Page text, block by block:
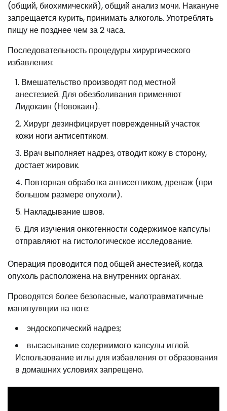
(общий, биохимический), общий анализ мочи. Накануне
запрещается курить, принимать алкоголь. Употреблять
пищу не позднее чем за 2 часа.
Последовательность процедуры хирургического
избавления:
Вмешательство производят под местной
анестезией. Для обезболивания применяют
Лидокаин (Новокаин).
Хирург дезинфицирует поврежденный участок
кожи ноги антисептиком.
Врач выполняет надрез, отводит кожу в сторону,
достает жировик.
Повторная обработка антисептиком, дренаж (при
большом размере опухоли).
Накладывание швов.
Для изучения онкогенности содержимое капсулы
отправляют на гистологическое исследование.
Операция проводится под общей анестезией, когда
опухоль расположена на внутренних органах.
Проводятся более безопасные, малотравматичные
манипуляции на ноге:
эндоскопический надрез;
высасывание содержимого капсулы иглой.
Использование иглы для избавления от образования
в домашних условиях запрещено.